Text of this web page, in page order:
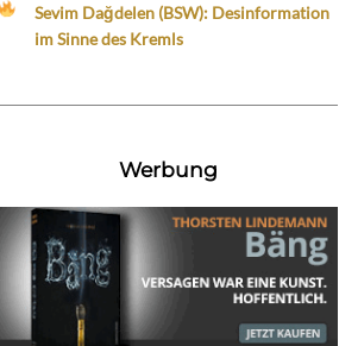
Sevim Dağdelen (BSW): Desinformation
im Sinne des Kremls
Werbung